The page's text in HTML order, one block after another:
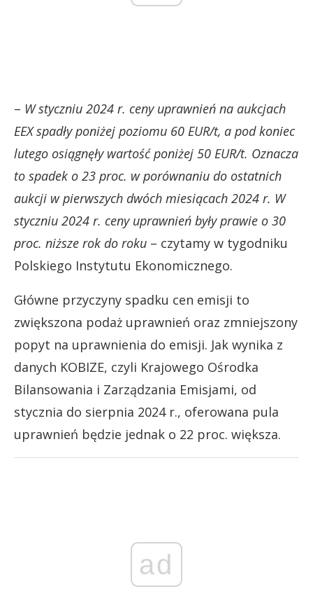
– W styczniu 2024 r. ceny uprawnień na aukcjach
EEX spadły poniżej poziomu 60 EUR/t, a pod koniec
lutego osiągnęły wartość poniżej 50 EUR/t. Oznacza
to spadek o 23 proc. w porównaniu do ostatnich
aukcji w pierwszych dwóch miesiącach 2024 r. W
styczniu 2024 r. ceny uprawnień były prawie o 30
proc. niższe rok do roku – czytamy w tygodniku
Polskiego Instytutu Ekonomicznego.
Główne przyczyny spadku cen emisji to
zwiększona podaż uprawnień oraz zmniejszony
popyt na uprawnienia do emisji. Jak wynika z
danych KOBIZE, czyli Krajowego Ośrodka
Bilansowania i Zarządzania Emisjami, od
stycznia do sierpnia 2024 r., oferowana pula
uprawnień będzie jednak o 22 proc. większa.
ad